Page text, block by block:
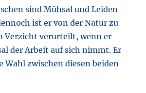
sind Mühsal und Leiden
ist er von der Natur zu
Verzicht verurteilt, wenn er
der Arbeit auf sich nimmt. Er
Wahl zwischen diesen beiden